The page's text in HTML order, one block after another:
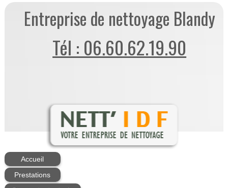
Entreprise de nettoyage Blandy
Tél : 06.60.62.19.90
Accueil
Prestations